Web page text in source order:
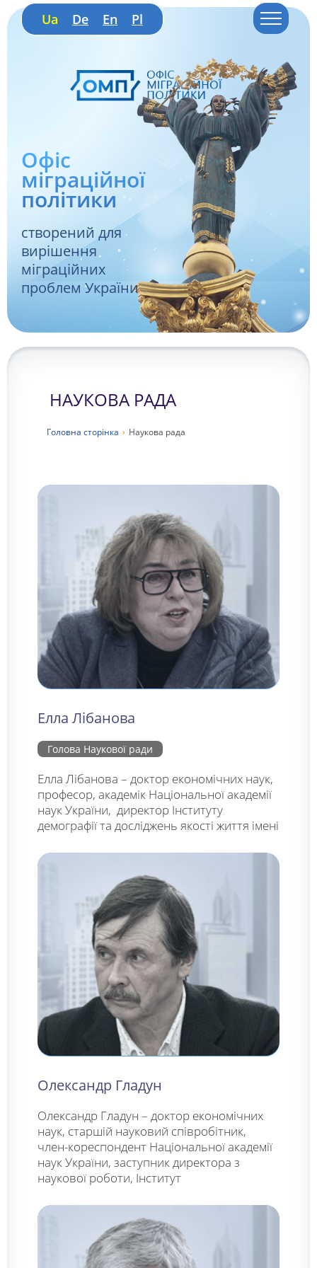
Ua De En Pl
Офіс
міграційної
політики
створений для
вирішення
міграційних
проблем України
НАУКОВА РАДА
Головна сторiнка › Наукова рада
Елла Лібанова
Голова Наукової ради
Елла Лібанова – доктор економічних наук,
професор, академік Національної академії
наук України, директор Інституту
демографії та досліджень якості життя імені
Олександр Гладун
Олександр Гладун – доктор економічних
наук, старшій науковий співробітник,
член-кореспондент Національної академії
наук України, заступник директора з
наукової роботи, Інститут